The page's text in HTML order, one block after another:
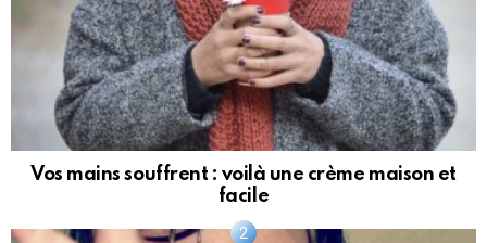
Vos mains souffrent : voilà une crème maison et
facile